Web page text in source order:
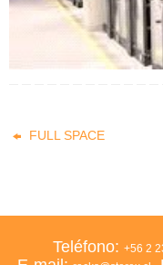
FULL SPACE
Teléfono: +56 2